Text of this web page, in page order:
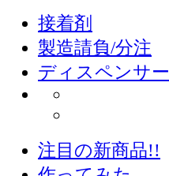
接着剤
製造請負/分注
ディスペンサー
注目の新商品!!